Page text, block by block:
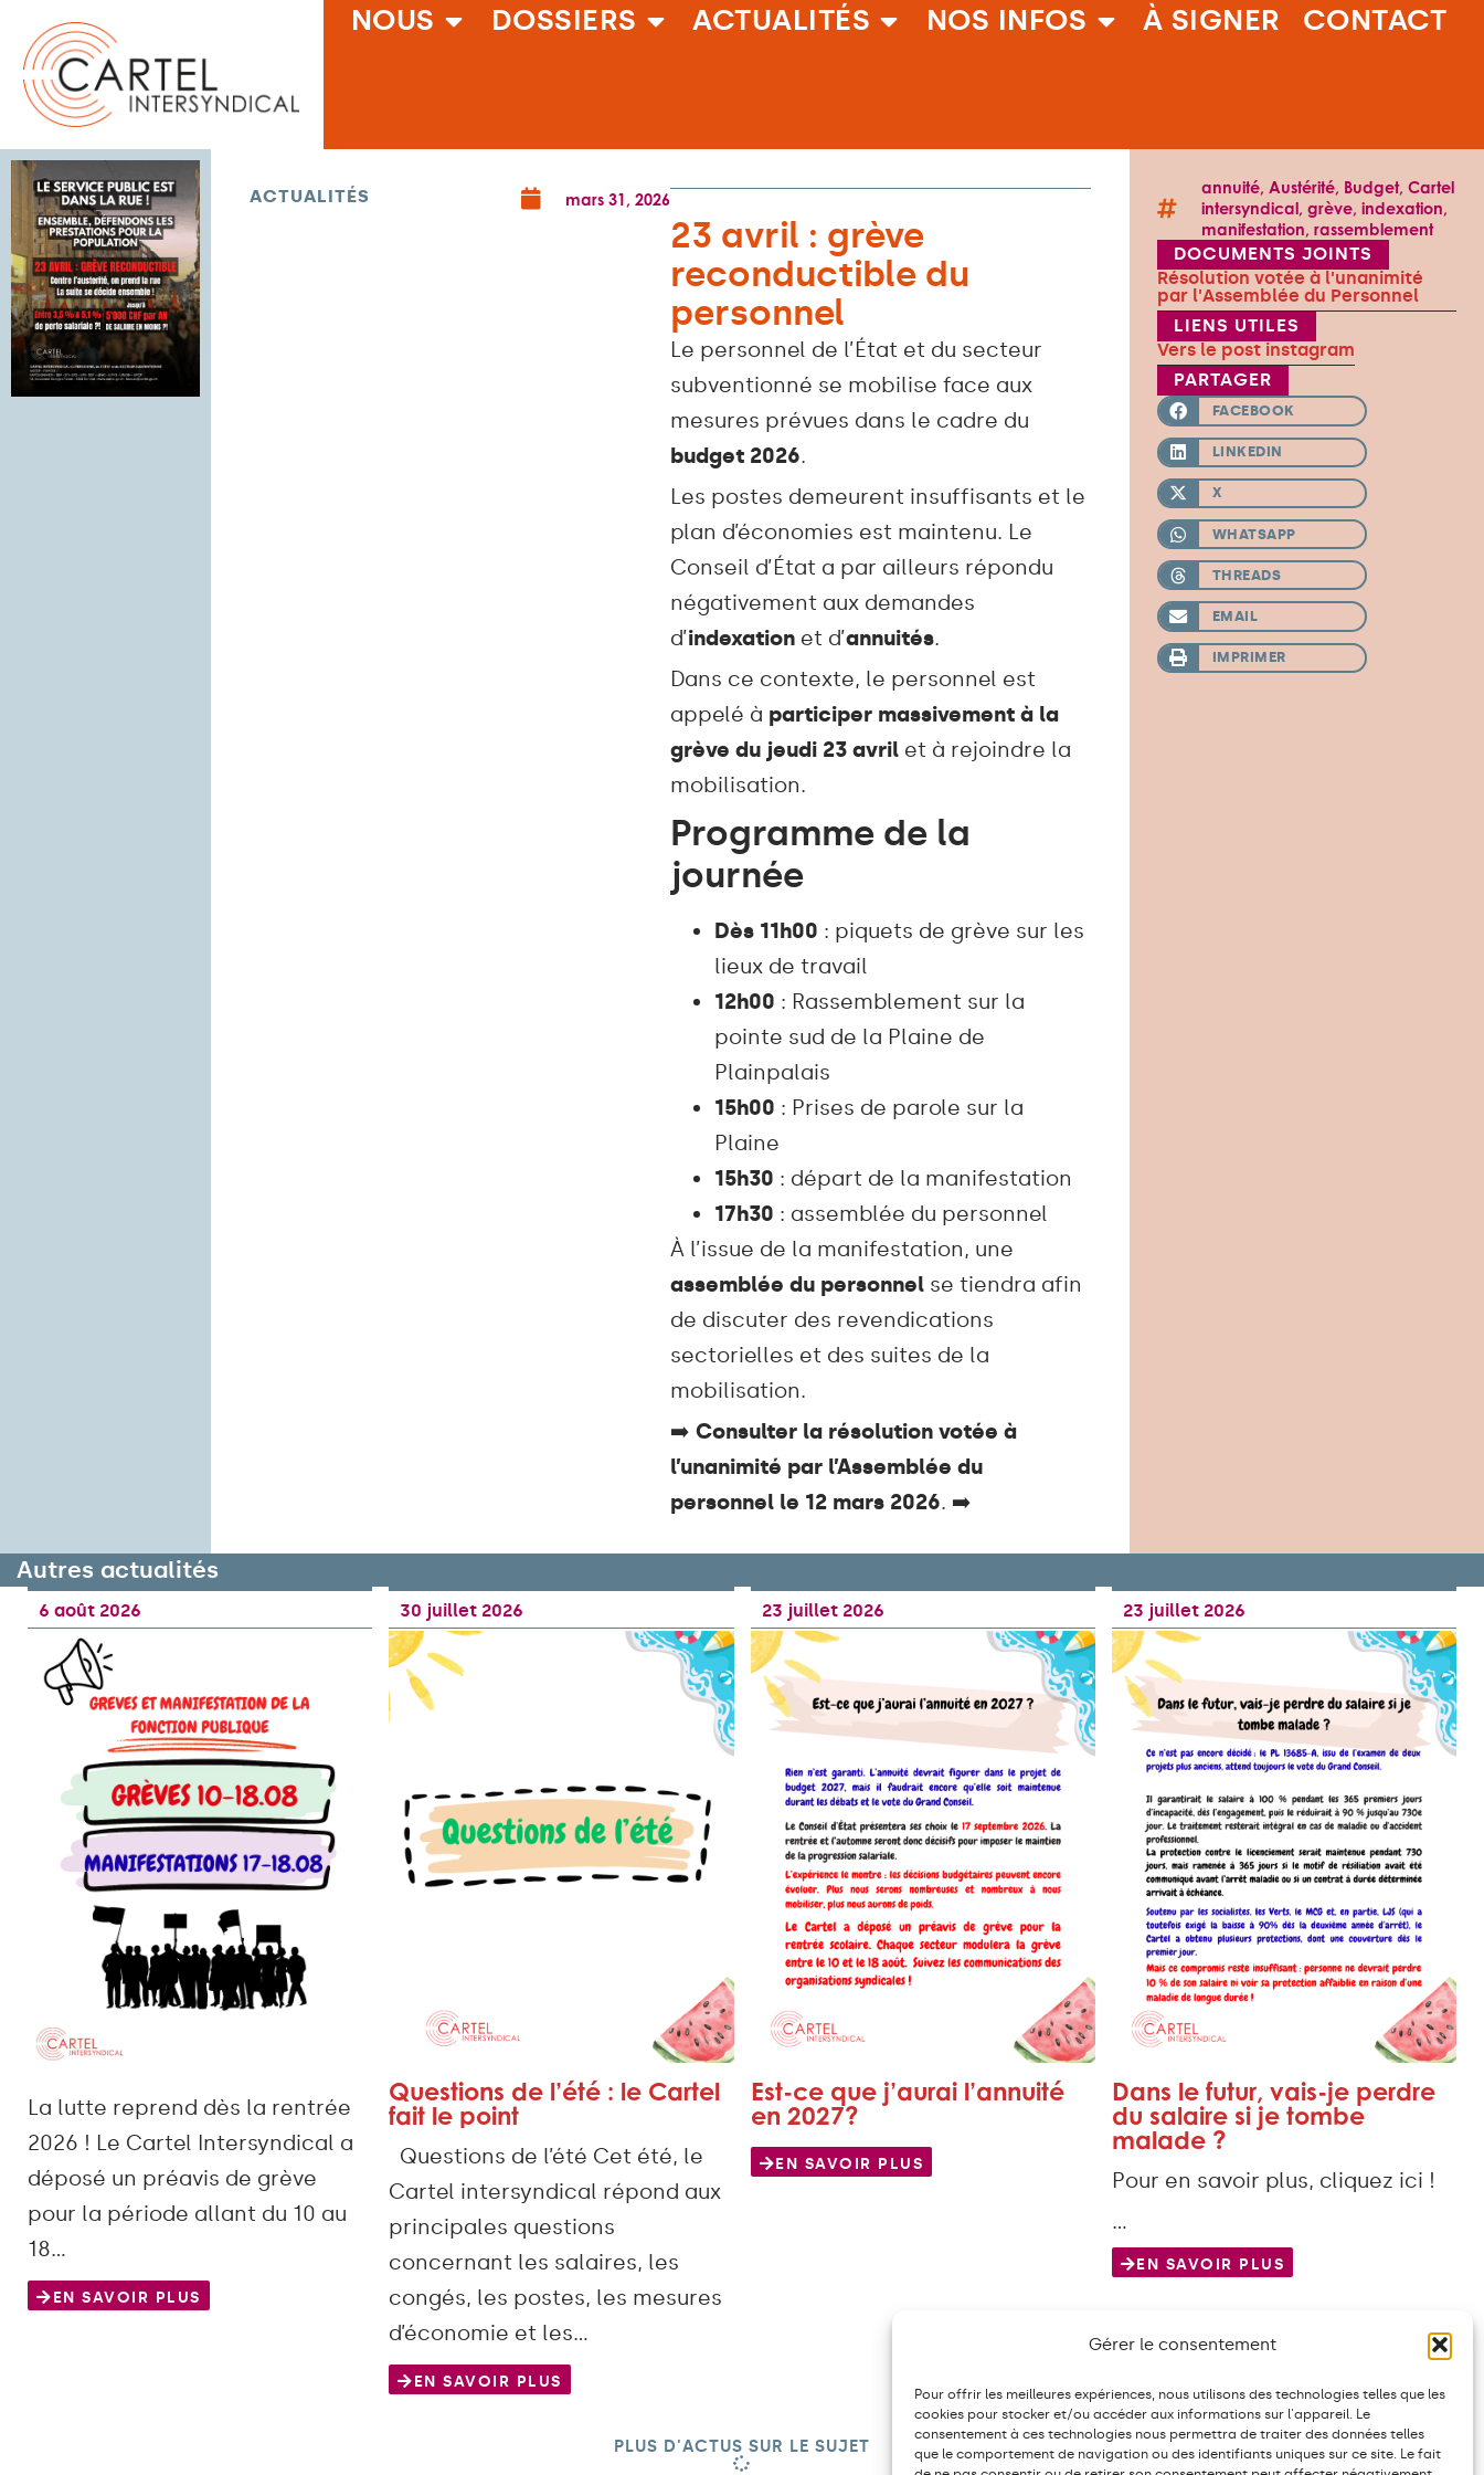
Gérer le consentement
Pour offrir les meilleures expériences, nous utilisons des technologies telles que les
cookies pour stocker et/ou accéder aux informations sur l'appareil. Le
consentement à ces technologies nous permettra de traiter des données telles
que le comportement de navigation ou des identifiants uniques sur ce site. Le fait
NOUS DOSSIERS ACTUALITÉS NOS INFOS À SIGNER CONTACT
ACTUALITÉS mars 31, 2026
23 avril : grève
reconductible du
personnel
Le personnel de l’État et du secteur
subventionné se mobilise face aux
mesures prévues dans le cadre du
budget 2026.
Les postes demeurent insuffisants et le
plan d’économies est maintenu. Le
Conseil d’État a par ailleurs répondu
négativement aux demandes
d’indexationet d’annuités.
Dans ce contexte, le personnel est
appelé à participer massivement à la
grève du jeudi 23 avrilet à rejoindre la
mobilisation.
Programme de la
journée
Dès 11h00 : piquets de grève sur les
lieux de travail
12h00 : Rassemblement sur la
pointe sud de la Plaine de
Plainpalais
15h00 : Prises de parole sur la
Plaine
15h30 : départ de la manifestation
17h30 : assemblée du personnel
À l’issue de la manifestation, une
assemblée du personnelse tiendra afin
de discuter des revendications
sectorielles et des suites de la
mobilisation.
➡️ Consulter la résolution votée à
l’unanimité par l’Assemblée du
personnel le 12 mars 2026. ➡️
annuité, Austérité, Budget, Cartel
intersyndical , grève, indexation,
manifestation, rassemblement
DOCUMENTS JOINTS
Résolution votée à l'unanimité
par l'Assemblée du Personnel
LIENS UTILES
Vers le post instagram
PARTAGER
FACEBOOK
LINKEDIN
X
WHATSAPP
THREADS
EMAIL
IMPRIMER
Autres actualités
6 août 2026
La lutte reprend dès la rentrée
2026 ! Le Cartel Intersyndical a
déposé un préavis de grève
pour la période allant du 10 au
18…
EN SAVOIR PLUS
30 juillet 2026
Questions de l’été : le Cartel
fait le point
Questions de l’été Cet été, le
Cartel intersyndical répond aux
principales questions
concernant les salaires, les
congés, les postes, les mesures
d’économie et les…
EN SAVOIR PLUS
23 juillet 2026
Est-ce que j’aurai l’annuité
en 2027?
EN SAVOIR PLUS
23 juillet 2026
Dans le futur, vais-je perdre
du salaire si je tombe
malade ?
Pour en savoir plus, cliquez ici !
…
EN SAVOIR PLUS
PLUS D'ACTUS SUR LE SUJET